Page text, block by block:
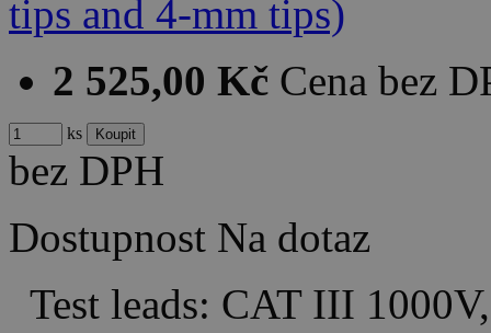
2 525,00 Kč Cena bez
ks
bez DPH
Dostupnost Na dotaz
Test leads: CAT III